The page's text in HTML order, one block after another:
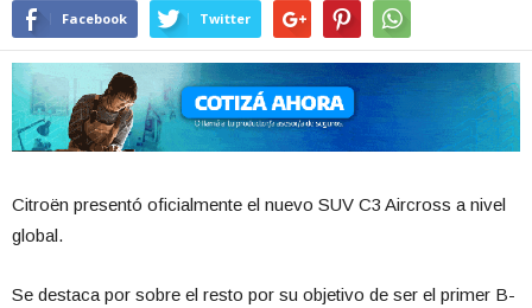
Facebook Twitter
Citroën presentó oficialmente el nuevo SUV C3 Aircross a nivel
global.
Se destaca por sobre el resto por su objetivo de ser el primer B-